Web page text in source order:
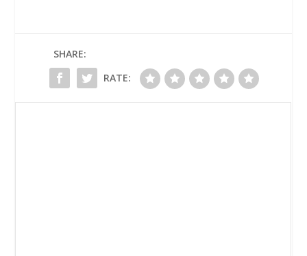
SHARE:
RATE: